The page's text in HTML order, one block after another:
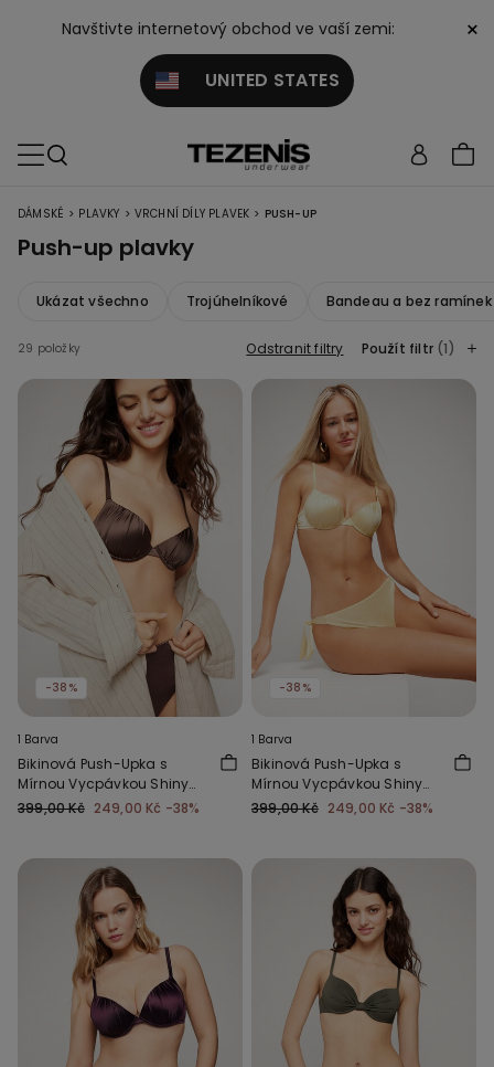
Navštivte internetový obchod ve vaší zemi:
UNITED STATES
×
DÁMSKÉ > PLAVKY > VRCHNÍ DÍLY PLAVEK > PUSH-UP
Push-up plavky
Ukázat všechno Trojúhelníkové Bandeau a bez
29 položky Odstranit filtry Použít filtr (1)
-38%
1 Barva
Bikinová Push-Upka s
Mírnou Vycpávkou Shiny
Glam Čokoládová
399,00 Kč 249,00 Kč -38%
-38%
1 Barva
Bikinová Push-Upka s
Mírnou Vycpávkou Shiny
Glam Máslová Žlutá
399,00 Kč 249,00 Kč -38%